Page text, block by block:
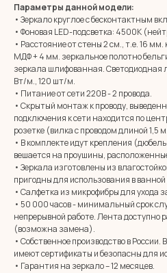
Параметры данной модели:
• Зеркало круглое с бесконтактным
• Фоновая LED-подсветка: 4500К
• Расстояние от стены 2 см., т.е. 16
МДФ + 4 мм. зеркальное полотно
зеркала шлифованная. Светодиодная
Вт/м., 120 шт/м.
• Питание от сети 220В - 2 провода.
• Скрытый монтаж к проводу,
подключения к сети находится по
розетке (вилка с проводом длиной 1,5
• В комплекте идут крепления
вешается на проушины,
• Зеркала изготовлены из
пригодны для использования в
• Салфетка из микрофибры для ухода
• 50 000 часов - минимальный срок
непрерывной работе. Лента доступно
(возможна замена).
• Собственное производство в России.
имеют сертификаты и безопасны для
• Гарантия на зеркало – 12 месяцев.
MIRROR ROOM
+7 (961) 595-72-73
E-mail:
Адрес: 350037, г. Краснодар,
х. им. Ленина, ДНТ Виктория,
zerkala@ksk23.ru